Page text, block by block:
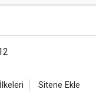
Sitene Ekle